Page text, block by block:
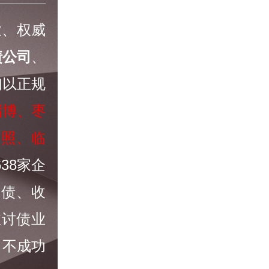
权威
司 、
正规
、枣
、临
家企
、收
债业
成功